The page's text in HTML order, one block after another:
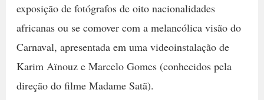
exposição de fotógrafos de oito nacionalidades
africanas ou se comover com a melancólica visão do
Carnaval, apresentada em uma videoinstalação de
Karim Aïnouz e Marcelo Gomes (conhecidos pela
direção do filme Madame Satã).